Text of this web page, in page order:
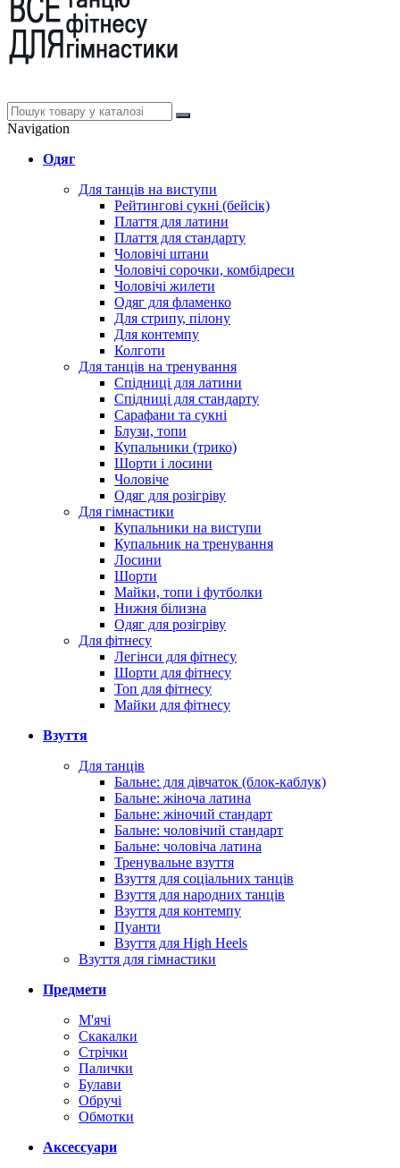
Navigation
Одяг
Для танців на виступи
Рейтингові сукні (бейсік)
Плаття для латини
Плаття для стандарту
Чоловічі штани
Чоловічі сорочки, комбідреси
Чоловічі жилети
Одяг для фламенко
Для стрипу, пілону
Для контемпу
Колготи
Для танців на тренування
Спідниці для латини
Спідниці для стандарту
Сарафани та сукні
Блузи, топи
Купальники (трико)
Шорти і лосини
Чоловіче
Одяг для розігріву
Для гімнастики
Купальники на виступи
Купальник на тренування
Лосини
Шорти
Майки, топи і футболки
Нижня білизна
Одяг для розігріву
Для фітнесу
Легінси для фітнесу
Шорти для фітнесу
Топ для фітнесу
Майки для фітнесу
Взуття
Для танців
Бальне: для дівчаток (блок-каблук)
Бальне: жіноча латина
Бальне: жіночий стандарт
Бальне: чоловічий стандарт
Бальне: чоловіча латина
Тренувальне взуття
Взуття для соціальних танців
Взуття для народних танців
Взуття для контемпу
Пуанти
Взуття для High Heels
Взуття для гімнастики
Предмети
М'ячі
Скакалки
Стрічки
Палички
Булави
Обручі
Обмотки
Аксессуари